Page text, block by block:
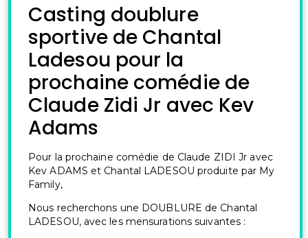
Casting doublure
sportive de Chantal
Ladesou pour la
prochaine comédie de
Claude Zidi Jr avec Kev
Adams
Pour la prochaine comédie de Claude ZIDI Jr avec
Kev ADAMS et Chantal LADESOU produite par My
Family,
Nous recherchons une DOUBLURE de Chantal
LADESOU, avec les mensurations suivantes :